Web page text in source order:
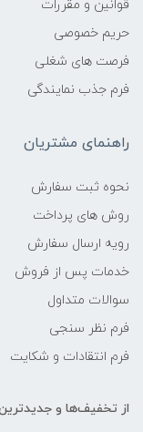
قوانین و مقررات
حریم خصوصی
فرصت های شغلی
فرم جذب نمایندگی
راهنمای مشتریان
نحوه ثبت سفارش
روش های پرداخت
رویه ارسال سفارش
خدمات پس از فروش
سوالات متداول
فرم نظر سنجی
فرم انتقادات و شکایت
از تخفیف‌ها و